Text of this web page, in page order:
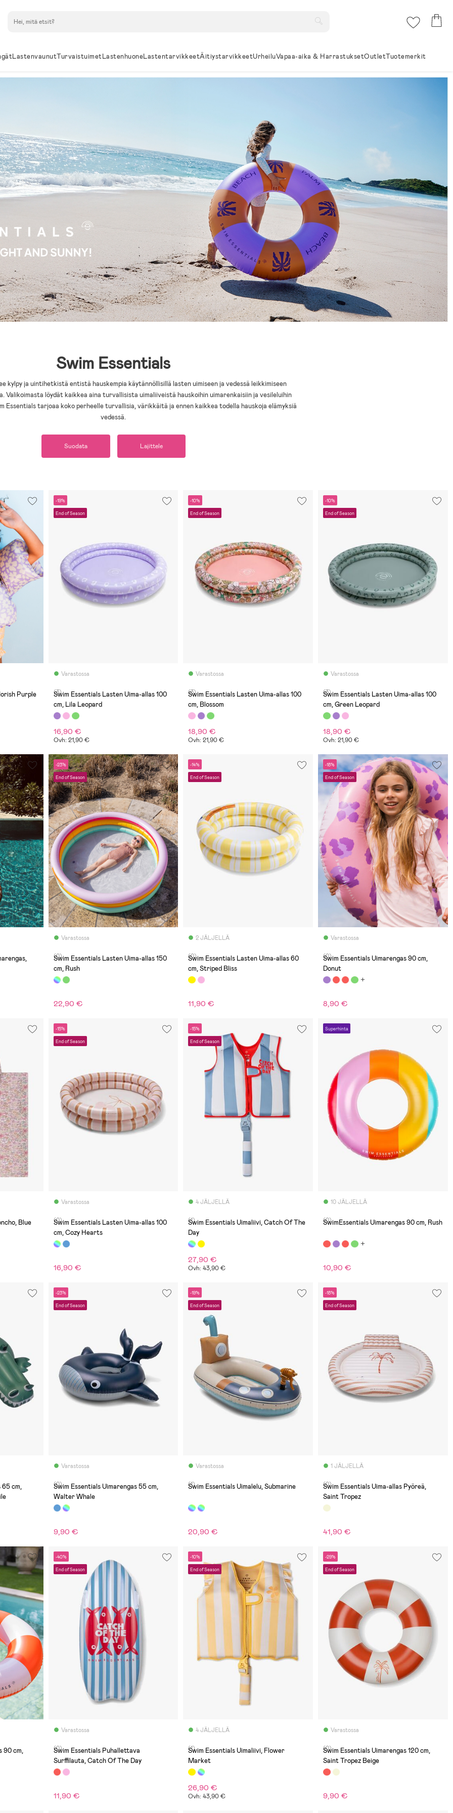
LastenvaunutTurvaistuimetLastenhuoneLastentarvikkeetÄitiystarvikkeetUrheiluVapaa-aika & HarrastuksetOutletTuotemerkit
Swim Essentials
kylpy ja uintihetkistä entistä hauskempia käytännöllisillä lasten uimiseen ja vedessä leikkimiseen
löydät kaikkea aina turvallisista uimaliiveistä hauskoihin uimarenkaisiin ja vesileluihin
Essentials tarjoaa koko perheelle turvallisia, värikkäitä ja ennen kaikkea todella hauskoja elämyksiä
vedessä.
Suodata Lajittele
Purple
-19%
End of Season
Varastossa
(3)
Swim Essentials Lasten Uima-allas 100
cm, Lila Leopard
16,90 €
Ovh: 21,90 €
-10%
End of Season
Varastossa
(3)
Swim Essentials Lasten Uima-allas 100
cm, Blossom
18,90 €
Ovh: 21,90 €
-10%
End of Season
Varastossa
(3)
Swim Essentials Lasten Uima-allas 100
cm, Green Leopard
18,90 €
Ovh: 21,90 €
-23%
End of Season
Varastossa
(0)
Swim Essentials Lasten Uima-allas 150
cm, Rush
22,90 €
-14%
End of Season
2 JÄLJELLÄ
(0)
Swim Essentials Lasten Uima-allas 60
cm, Striped Bliss
11,90 €
-18%
End of Season
Varastossa
(0)
Swim Essentials Uimarengas 90 cm,
Donut
8,90 €
Blue
-15%
End of Season
Varastossa
(0)
Swim Essentials Lasten Uima-allas 100
cm, Cozy Hearts
16,90 €
-15%
End of Season
4 JÄLJELLÄ
(1)
Swim Essentials Uimaliivi, Catch Of The
Day
27,90 €
Ovh: 43,90 €
Superhinta
10 JÄLJELLÄ
(0)
SwimEssentials Uimarengas 90 cm, Rush
10,90 €
65 cm,
-23%
End of Season
Varastossa
(0)
Swim Essentials Uimarengas 55 cm,
Walter Whale
9,90 €
-19%
End of Season
Varastossa
(1)
Swim Essentials Uimalelu, Submarine
20,90 €
-18%
End of Season
1 JÄLJELLÄ
(0)
Swim Essentials Uima-allas Pyöreä,
Saint Tropez
41,90 €
90 cm,
-40%
End of Season
Varastossa
(0)
Swim Essentials Puhallettava
Surffilauta, Catch Of The Day
11,90 €
-10%
End of Season
4 JÄLJELLÄ
(1)
Swim Essentials Uimaliivi, Flower
Market
26,90 €
Ovh: 43,90 €
-29%
End of Season
Varastossa
(0)
Swim Essentials Uimarengas 120 cm,
Saint Tropez Beige
9,90 €